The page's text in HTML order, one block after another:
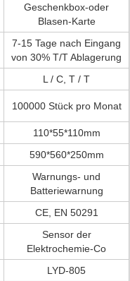
Geschenkbox-oder
Blasen-Karte
7-15 Tage nach Eingang
von 30% T/T Ablagerung
L / C, T / T
100000 Stück pro Monat
110*55*110mm
590*560*250mm
Warnungs- und
Batteriewarnung
CE, EN 50291
Sensor der
Elektrochemie-Co
LYD-805